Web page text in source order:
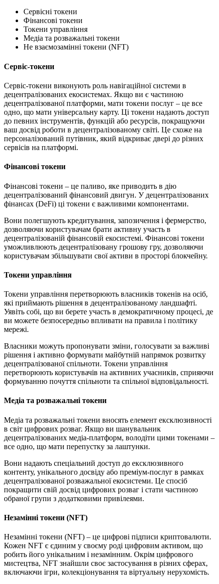
Сервісні токени
Фінансові токени
Токени управління
Медіа та розважальні токени
Не взаємозамінні токени (NFT)
Сервіс-токени
Сервіс-токени виконують роль навігаційної системи в
децентралізованих екосистемах. Якщо ви є частиною
децентралізованої платформи, мати токени послуг – це все
одно, що мати універсальну карту. Ці токени надають доступ
до певних інструментів, функцій або ресурсів, покращуючи
ваш досвід роботи в децентралізованому світі. Це схоже на
персоналізований путівник, який відкриває двері до різних
сервісів на платформі.
Фінансові токени
Фінансові токени – це паливо, яке приводить в дію
децентралізований фінансовий двигун. У децентралізованих
фінансах (DeFi) ці токени є важливими компонентами.
Вони полегшують кредитування, запозичення і фермерство,
дозволяючи користувачам брати активну участь в
децентралізованій фінансовій екосистемі. Фінансові токени
уможливлюють децентралізовану грошову гру, дозволяючи
користувачам збільшувати свої активи в просторі блокчейну.
Токени управління
Токени управління перетворюють власників токенів на осіб,
які приймають рішення в децентралізованому ландшафті.
Уявіть собі, що ви берете участь в демократичному процесі, де
ви можете безпосередньо впливати на правила і політику
мережі.
Власники можуть пропонувати зміни, голосувати за важливі
рішення і активно формувати майбутній напрямок розвитку
децентралізованої спільноти. Токени управління
перетворюють користувачів на активних учасників, сприяючи
формуванню почуття спільноти та спільної відповідальності.
Медіа та розважальні токени
Медіа та розважальні токени вносять елемент ексклюзивності
в світ цифрових розваг. Якщо ви шанувальник
децентралізованих медіа-платформ, володіти цими токенами –
все одно, що мати перепустку за лаштунки.
Вони надають спеціальний доступ до ексклюзивного
контенту, унікального досвіду або преміум-послуг в рамках
децентралізованої розважальної екосистеми. Це спосіб
покращити свій досвід цифрових розваг і стати частиною
обраної групи з додатковими привілеями.
Незамінні токени (NFT)
Незамінні токени (NFT) – це цифрові підписи криптовалюти.
Кожен NFT є єдиним у своєму роді цифровим активом, що
робить його унікальним і незамінним. Окрім цифрового
мистецтва, NFT знайшли своє застосування в різних сферах,
включаючи ігри, колекціонування та віртуальну нерухомість.